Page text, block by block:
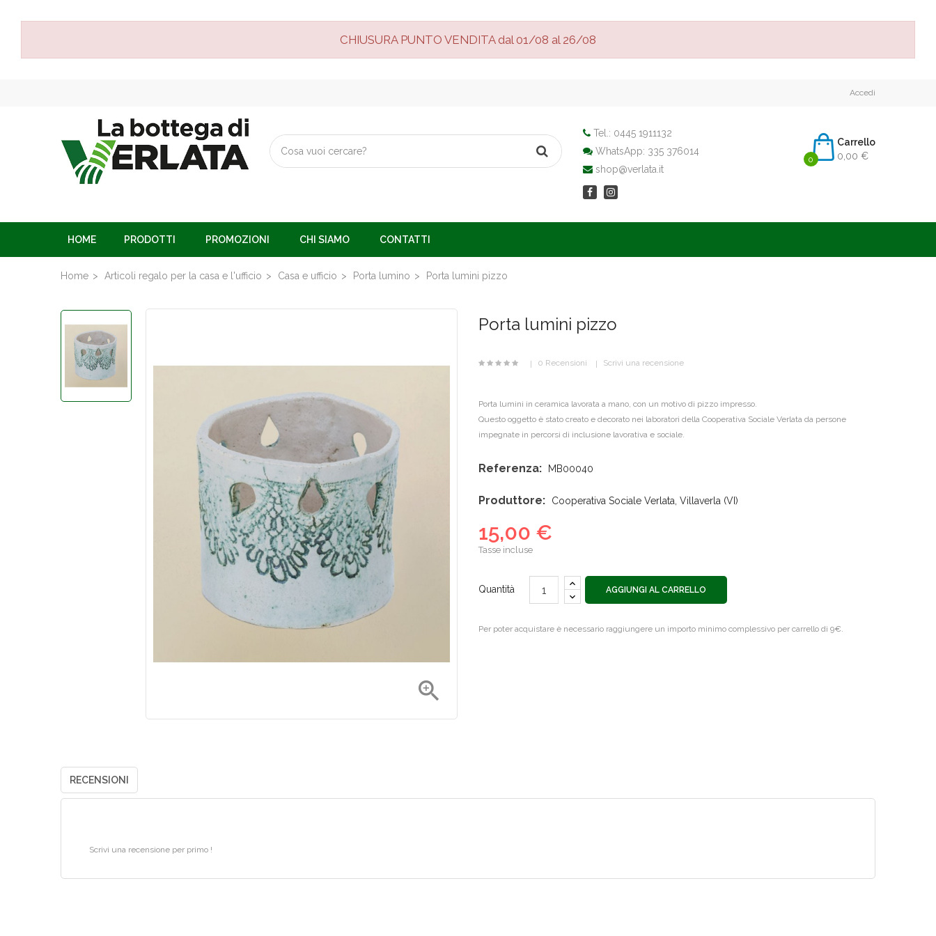
CHIUSURA PUNTO VENDITA dal 01/08 al 26/08
Accedi
Tel.: 0445 1911132
WhatsApp: 335 376014
shop@verlata.it
Carrello
0,00 €
0
HOME PRODOTTI PROMOZIONI CHI SIAMO CONTATTI
Home Articoli regalo per la casa e l'ufficio Casa e ufficio Porta lumino Porta lumini pizzo

Porta lumini pizzo
0 Recensioni Scrivi una recensione
Porta lumini in ceramica lavorata a mano, con un motivo di pizzo impresso.
Questo oggetto è stato creato e decorato nei laboratori della Cooperativa Sociale Verlata da persone
impegnate in percorsi di inclusione lavorativa e sociale.
Referenza: MB00040
Produttore: Cooperativa Sociale Verlata, Villaverla (VI)
15,00 €
Tasse incluse
Quantità AGGIUNGI AL CARRELLO
Per poter acquistare è necessario raggiungere un importo minimo complessivo per carrello di 9€.
RECENSIONI
Scrivi una recensione per primo !